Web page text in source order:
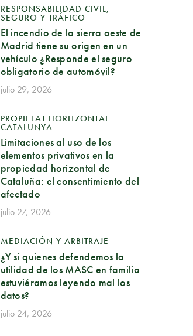
RESPONSABILIDAD CIVIL,
SEGURO Y TRÁFICO
El incendio de la sierra oeste de
Madrid tiene su origen en un
vehículo ¿Responde el seguro
obligatorio de automóvil?
julio 29, 2026
PROPIETAT HORITZONTAL
CATALUNYA
Limitaciones al uso de los
elementos privativos en la
propiedad horizontal de
Cataluña: el consentimiento del
afectado
julio 27, 2026
MEDIACIÓN Y ARBITRAJE
¿Y si quienes defendemos la
utilidad de los MASC en familia
estuviéramos leyendo mal los
datos?
julio 24, 2026